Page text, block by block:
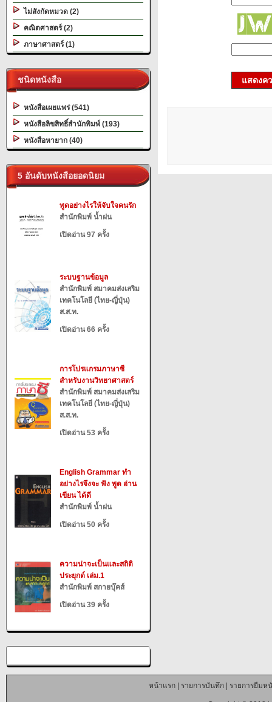
ไม่สังกัดหมวด (2)
คณิตศาสตร์ (2)
ภาษาศาสตร์ (1)
ชนิดหนังสือ
หนังสือเผยแพร่ (541)
หนังสือลิขสิทธิ์สำนักพิมพ์ (193)
หนังสือหายาก (40)
5 อันดับหนังสือยอดนิยม
พูดอย่างไรให้จับใจคนรัก
สำนักพิมพ์ น้ำฝน
เปิดอ่าน 97 ครั้ง
ระบบฐานข้อมูล
สำนักพิมพ์ สมาคมส่งเสริม
เทคโนโลยี (ไทย-ญี่ปุ่น)
ส.ส.ท.
เปิดอ่าน 66 ครั้ง
การโปรแกรมภาษาซี
สำหรับงานวิทยาศาสตร์
สำนักพิมพ์ สมาคมส่งเสริม
เทคโนโลยี (ไทย-ญี่ปุ่น)
ส.ส.ท.
เปิดอ่าน 53 ครั้ง
English Grammar ทำ
อย่างไรจึงจะ ฟัง พูด อ่าน
เขียน ได้ดี
สำนักพิมพ์ น้ำฝน
เปิดอ่าน 50 ครั้ง
ความน่าจะเป็นและสถิติ
ประยุกต์ เล่ม.1
สำนักพิมพ์ สกายบุ๊คส์
เปิดอ่าน 39 ครั้ง
แสดงค
หน้าแรก| รายการบันทึก| รายการยืมห